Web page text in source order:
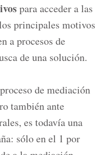
para acceder a las
principales motivos
a procesos de
de una solución.
de mediación
también ante
es todavía una
sólo en el 1 por